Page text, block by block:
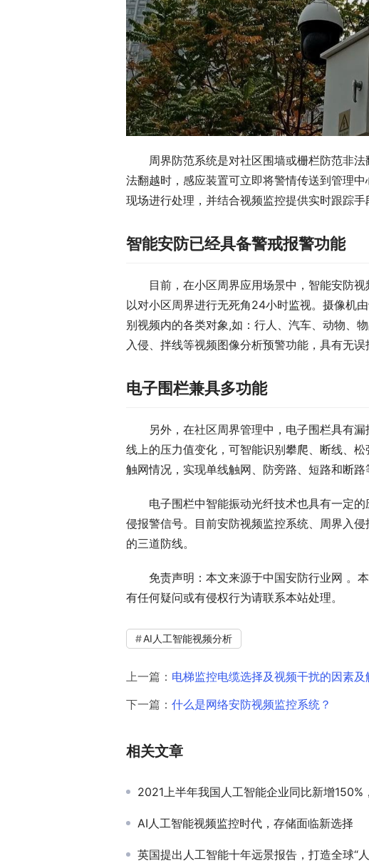
周界防范系统是对社区围墙或栅栏防范非
法翻越时，感应装置可立即将警情传送到管理
现场进行处理，并结合视频监控提供实时跟踪手
智能安防已经具备警戒报警功能
目前，在小区周界应用场景中，智能安防
以对小区周界进行无死角24小时监视。摄像机
别视频内的各类对象,如：行人、汽车、动物、
入侵、拌线等视频图像分析预警功能，具有无误
电子围栏兼具多功能
另外，在社区周界管理中，电子围栏具有
线上的压力值变化，可智能识别攀爬、断线、
触网情况，实现单线触网、防旁路、短路和断
电子围栏中智能振动光纤技术也具有一定
侵报警信号。目前安防视频监控系统、周界入
的三道防线。
免责声明：本文来源于中国安防行业网 。
有任何疑问或有侵权行为请联系本站处理。
AI人工智能视频分析
上一篇： 电梯监控电缆选择及视频干扰的因素及
下一篇： 什么是网络安防视频监控系统？
相关文章
2021上半年我国人工智能企业同比新增150%，近
AI人工智能视频监控时代，存储面临新选择
英国提出人工智能十年远景报告，打造全球“人工智能超